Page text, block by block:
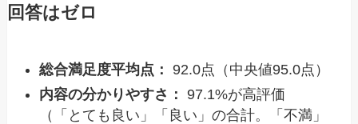
回答はゼロ
総合満足度平均点： 92.0点（中央値95.0点）
内容の分かりやすさ： 97.1%が高評価
（「とても良い」「良い」の合計。「不満」